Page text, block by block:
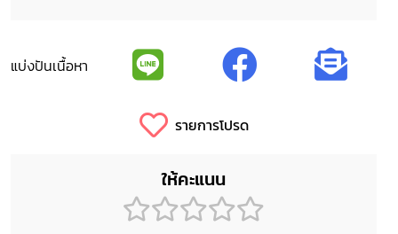
แบ่งปันเนื้อหา
รายการโปรด
ให้คะแนน